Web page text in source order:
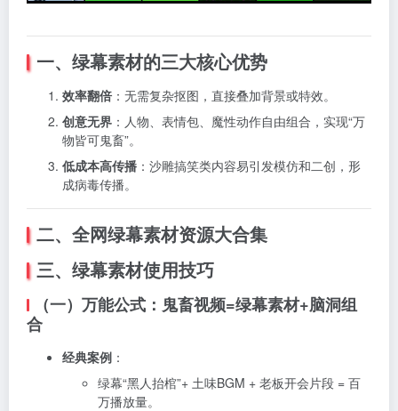
一、绿幕素材的三大核心优势
效率翻倍 ：无需复杂抠图，直接叠加背景或特效。
创意无界 ：人物、表情包、魔性动作自由组合，实现“万
物皆可鬼畜”。
低成本高传播 ：沙雕搞笑类内容易引发模仿和二创，形
成病毒传播。
二、全网绿幕素材资源大合集
三、绿幕素材使用技巧
（一）万能公式：鬼畜视频=绿幕素材+脑洞组
合
经典案例 ：
绿幕“黑人抬棺”+ 土味BGM + 老板开会片段 = 百
万播放量。